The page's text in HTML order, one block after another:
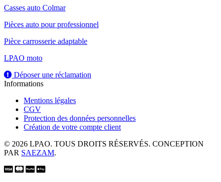
Casses auto Colmar
Pièces auto pour professionnel
Pièce carrosserie adaptable
LPAO moto
Déposer une réclamation
Informations
Mentions légales
CGV
Protection des données personnelles
Création de votre compte client
© 2026 LPAO. TOUS DROITS RÉSERVÉS. CONCEPTION
PAR SAEZAM.